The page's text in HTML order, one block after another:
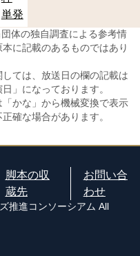
単発
体の独自調査による参考情
に記載のあるものではあり
ては、放送日の欄の記載は
日」になっております。
かな」から機械変換で表示
確な場合があります。
脚本の収
蔵先
お問い合
わせ
推進コンソーシアム All